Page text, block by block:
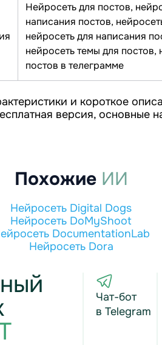
Нейросеть для постов,
написания постов,
нейросеть для написания
нейросеть темы для постов,
постов в телеграмме
и короткое
версия, основные
Похожие ИИ
Нейросеть Digital Dogs
Нейросеть DoMyShoot
DocumentationLab
Нейросеть Dora
Чат-бот
в Telegram